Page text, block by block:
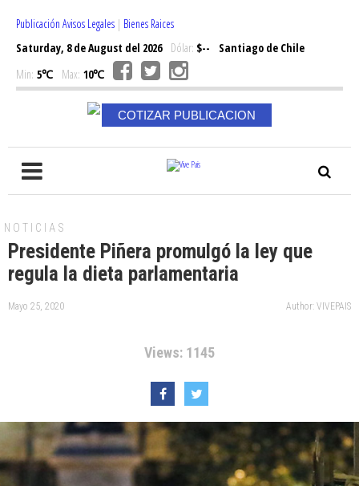
Publicación Avisos Legales | Bienes Raices
Saturday, 8 de August del 2026Dólar: $--
Santiago de Chile
Min: 5℃ Max: 10℃
COTIZAR PUBLICACION
NOTICIAS
Presidente Piñera promulgó la ley que
regula la dieta parlamentaria
Mayo 25, 2020 Author: VIVEPAIS
Views: 1145